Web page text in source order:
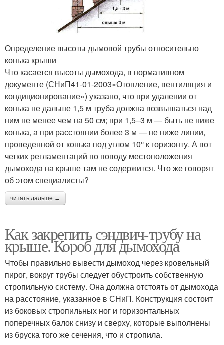
Определение высоты дымовой трубы относительно
конька крыши
Что касается высоты дымохода, в нормативном
документе (СНиП41-01-2003«Отопление, вентиляция и
кондиционирование») указано, что при удалении от
конька не дальше 1,5 м труба должна возвышаться над
ним не менее чем на 50 см; при 1,5–3 м — быть не ниже
конька, а при расстоянии более 3 м — не ниже линии,
проведенной от конька под углом 10° к горизонту. А вот
четких регламентаций по поводу местоположения
дымохода на крыше там не содержится. Что же говорят
об этом специалисты?
читать дальше →
Как закрепить сэндвич-трубу на
крыше. Короб для дымохода
Чтобы правильно вывести дымоход через кровельный
пирог, вокруг трубы следует обустроить собственную
стропильную систему. Она должна отстоять от дымохода
на расстояние, указанное в СНиП. Конструкция состоит
из боковых стропильных ног и горизонтальных
поперечных балок снизу и сверху, которые выполнены
из бруска того же сечения, что и стропила.